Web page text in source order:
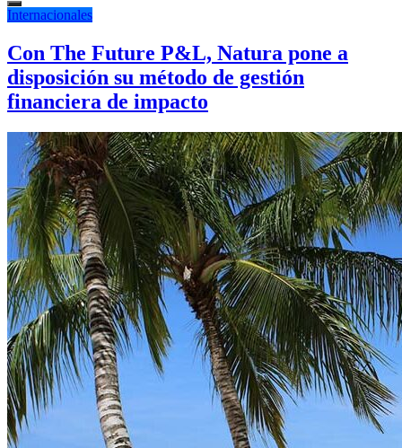
Internacionales
Con The Future P&L, Natura pone a
disposición su método de gestión
financiera de impacto